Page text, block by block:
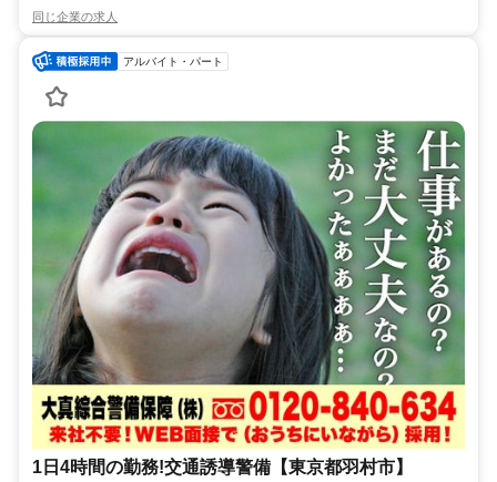
同じ企業の求人
アルバイト・パート
1日4時間の勤務!交通誘導警備【東京都羽村市】